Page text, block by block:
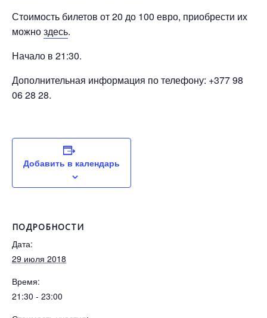
Стоимость билетов от 20 до 100 евро, приобрести их
можноздесь.
Начало в 21:30.
Дополнительная информация по телефону: +377 98
06 28 28.
Добавить в календарь
ПОДРОБНОСТИ
Дата:
29 июля 2018
Время:
21:30 - 23:00